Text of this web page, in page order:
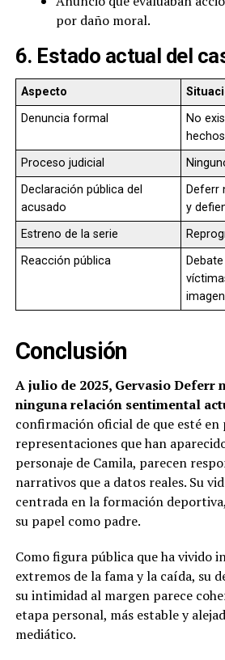
por daño moral.
6. Estado actual del
Aspecto
Denuncia formal
No
hechos
Proceso judicial
Declaración pública del
acusado
Deferr
y
Estreno de la serie
Reacción pública
Conclusión
A julio de 2025, Gervasio Deferr
ninguna relación sentimental
confirmación oficial de que esté en
representaciones que han
personaje de Camila, parecen
narrativos que a datos reales. Su
centrada en la formación
su papel como padre.
Como figura pública que ha vivido
extremos de la fama y la caída, su
su intimidad al margen parece
etapa personal, más estable y
mediático.